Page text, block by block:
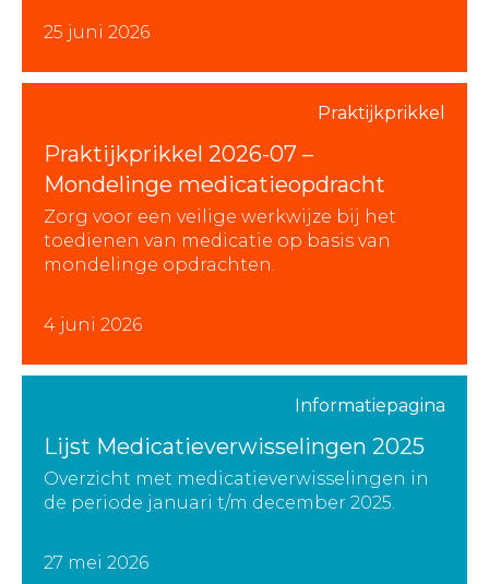
25 juni 2026
Praktijkprikkel
Praktijkprikkel 2026-07 –
Mondelinge medicatieopdracht
Zorg voor een veilige werkwijze bij het
toedienen van medicatie op basis van
mondelinge opdrachten.
4 juni 2026
Informatiepagina
Lijst Medicatieverwisselingen 2025
Overzicht met medicatieverwisselingen in
de periode januari t/m december 2025.
27 mei 2026